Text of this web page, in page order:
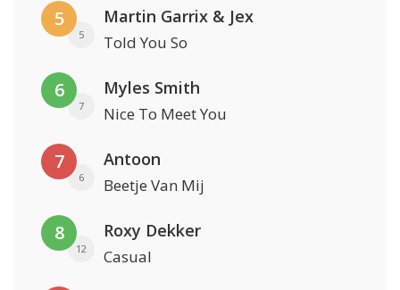
5
5
Martin Garrix & Jex
Told You So
6
7
Myles Smith
Nice To Meet You
7
6
Antoon
Beetje Van Mij
8
12
Roxy Dekker
Casual